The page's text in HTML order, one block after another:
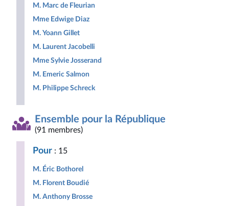
M. Marc de Fleurian
Mme Edwige Diaz
M. Yoann Gillet
M. Laurent Jacobelli
Mme Sylvie Josserand
M. Emeric Salmon
M. Philippe Schreck
Ensemble pour la République
(91 membres)
Pour : 15
M. Éric Bothorel
M. Florent Boudié
M. Anthony Brosse